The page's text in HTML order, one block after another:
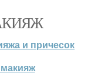
и причесок